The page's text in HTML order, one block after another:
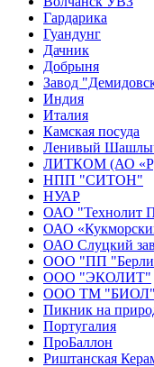
Гардарика
Гуандунг
Дачник
Добрыня
Завод
Индия
Италия
Камская посуда
Ленивый
ЛИТКОМ (АО
НПП "СИТОН"
НУАР
ОАО "Технолит
ОАО
ОАО Слуцкий
ООО "ПП
ООО "ЭКОЛИТ"
ООО ТМ "БИОЛ"
Пикник на
Португалия
ПроБаллон
Риштанская